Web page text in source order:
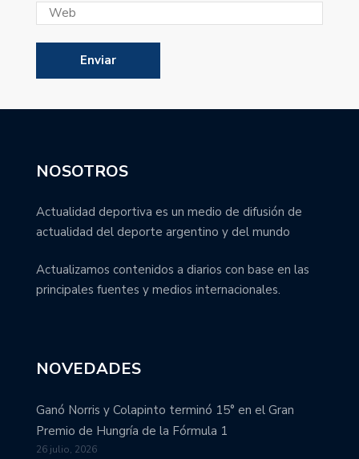
NOSOTROS
Actualidad deportiva es un medio de difusión de
actualidad del deporte argentino y del mundo
Actualizamos contenidos a diarios con base en las
principales fuentes y medios internacionales.
NOVEDADES
Ganó Norris y Colapinto terminó 15° en el Gran
Premio de Hungría de la Fórmula 1
26 julio, 2026